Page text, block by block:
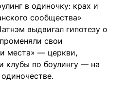
в одиночку: крах и
сообщества»
выдвигал гипотезу о
свои
места» — церкви,
клубы по боулингу — на